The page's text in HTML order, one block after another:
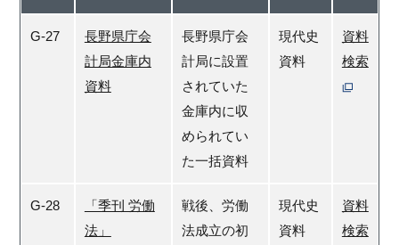
G-27
長野県庁会
計局金庫内
資料
長野県庁会
計局に設置
されていた
金庫内に収
められてい
た一括資料
現代史
資料
資料
検索
G-28
「季刊 労働
法」
戦後、労働
法成立の初
現代史
資料
資料
検索